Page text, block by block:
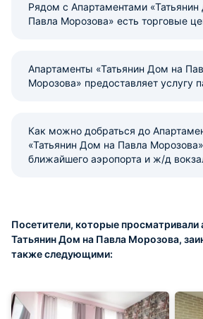
Рядом с Апартаментами
Павла Морозова» есть торговые
Апартаменты «Татьянин Дом на
Морозова» предоставляет услугу
Как можно добраться до
«Татьянин Дом на Павла
ближайшего аэропорта и ж/д
Посетители, которые просматривали
Татьянин Дом на Павла Морозова,
также следующими: